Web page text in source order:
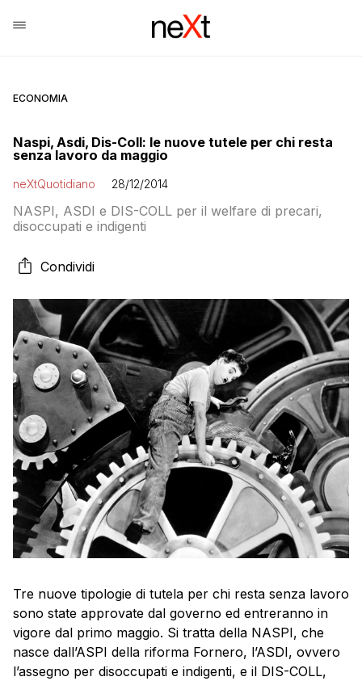
ECONOMIA
Naspi, Asdi, Dis-Coll: le nuove tutele per chi resta
senza lavoro da maggio
neXtQuotidiano 28/12/2014
NASPI, ASDI e DIS-COLL per il welfare di precari,
disoccupati e indigenti
Condividi
Tre nuove tipologie di tutela per chi resta senza lavoro
sono state approvate dal governo ed entreranno in
vigore dal primo maggio. Si tratta della NASPI, che
nasce dall’ASPI della riforma Fornero, l’ASDI, ovvero
l’assegno per disoccupati e indigenti, e il DIS-COLL,